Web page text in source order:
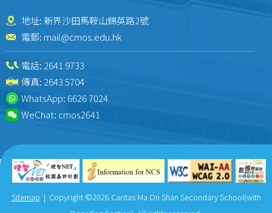
地址: 新界沙田馬鞍山錦英路2號
電郵: mail@cmos.edu.hk
電話: 2641 9733
傳真: 2643 5704
WhatsApp:6626 7024
WeChat: cmos2641
Sitemap | Copyright ©2026 Caritas Ma On Shan Secondary School(with